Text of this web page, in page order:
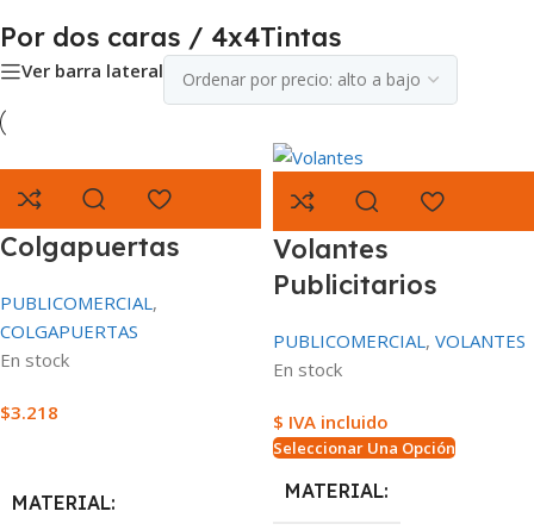
Por dos caras / 4x4Tintas
Ver barra lateral
Colgapuertas
PUBLICOMERCIAL,
COLGAPUERTAS
En stock
$3.218
MATERIAL
Volantes
Publicitarios
PUBLICOMERCIAL , VOLANTES
En stock
$ IVA incluido
Seleccionar Una Opción
MATERIAL